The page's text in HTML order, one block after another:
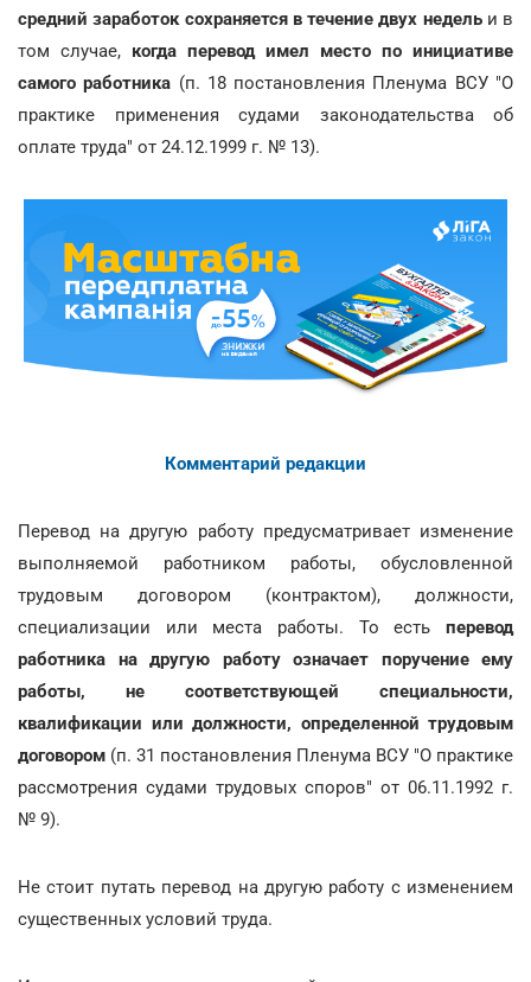
средний заработок сохраняется в течение двух недельи в
том случае, когда перевод имел место по инициативе
самого работника (п. 18 постановления Пленума ВСУ "О
практике применения судами законодательства об
оплате труда" от 24.12.1999 г. № 13).
Комментарий редакции
Перевод на другую работу предусматривает изменение
выполняемой работником работы, обусловленной
трудовым договором (контрактом), должности,
специализации или места работы. То есть перевод
работника на другую работу означает поручение ему
работы, не соответствующей специальности,
квалификации или должности, определенной трудовым
договором (п. 31 постановления Пленума ВСУ "О практике
рассмотрения судами трудовых споров" от 06.11.1992 г.
№ 9).
Не стоит путать перевод на другую работу с изменением
существенных условий труда.